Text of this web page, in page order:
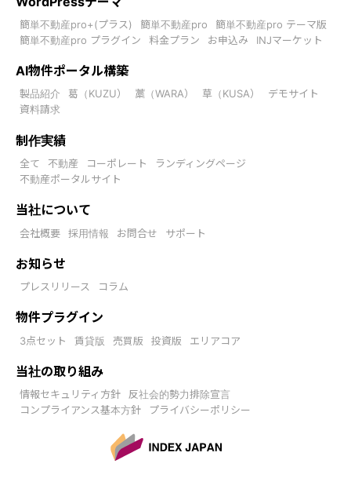
簡単不動産pro+(プラス) 簡単不動産pro
簡単不動産pro テーマ版
簡単不動産pro プラグイン
料金プラン お申込み INJマーケット
AI物件ポータル構築
製品紹介 葛（KUZU） 藁（WARA） 草（KUSA）
デモサイト
資料請求
制作実績
全て 不動産 コーポレート
ランディングページ
不動産ポータルサイト
当社について
会社概要 採用情報 お問合せ サポート
お知らせ
プレスリリース コラム
物件プラグイン
3点セット 賃貸版 売買版 投資版 エリアコア
当社の取り組み
情報セキュリティ方針
反社会的勢力排除宣言
コンプライアンス基本方針
プライバシーポリシー